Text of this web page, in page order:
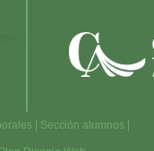
Sección alumnos